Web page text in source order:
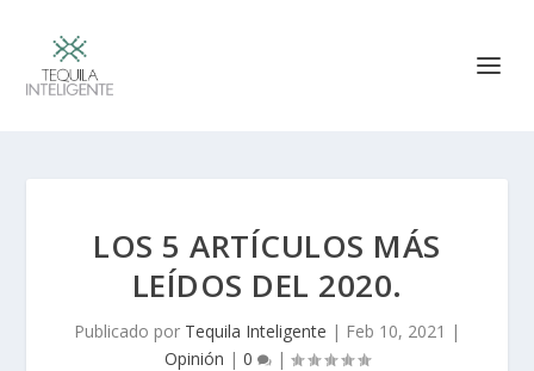
LOS 5 ARTÍCULOS MÁS
LEÍDOS DEL 2020.
Publicado por Tequila Inteligente | Feb 10, 2021 |
Opinión | 0 |